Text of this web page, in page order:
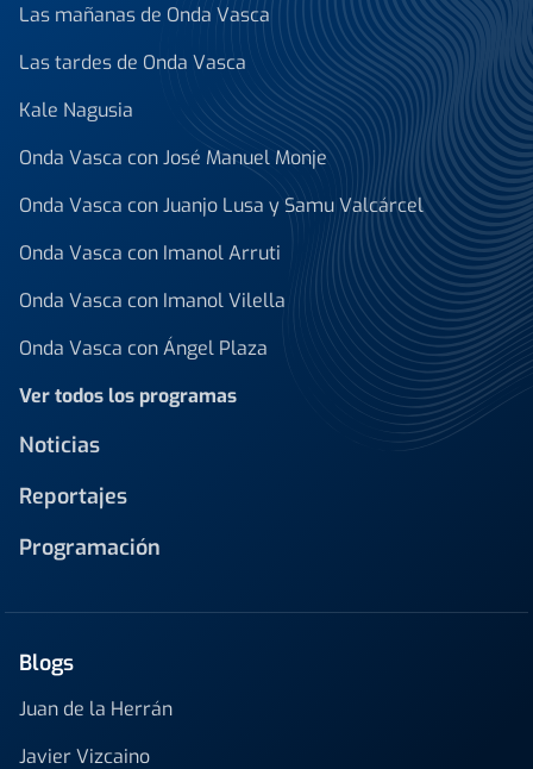
Las mañanas de Onda Vasca
Las tardes de Onda Vasca
Kale Nagusia
Onda Vasca con José Manuel Monje
Onda Vasca con Juanjo Lusa y Samu Valcárcel
Onda Vasca con Imanol Arruti
Onda Vasca con Imanol Vilella
Onda Vasca con Ángel Plaza
Ver todos los programas
Noticias
Reportajes
Programación
Blogs
Juan de la Herrán
Javier Vizcaino